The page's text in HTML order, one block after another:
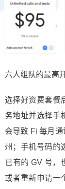
六人组队的最高
选择好资费套餐
务地址并选择手
会导致 Fi 每月
州；手机号码的
已有的 GV 号，
或者重新申请一